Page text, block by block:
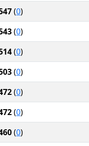
(0)
(0)
(0)
(0)
(0)
(0)
(0)